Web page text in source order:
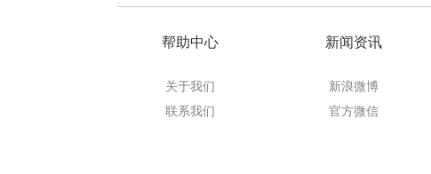
吉潮瑞鲜
帮助中心
关于我们
联系我们
新闻资讯
新浪微博
官方微信